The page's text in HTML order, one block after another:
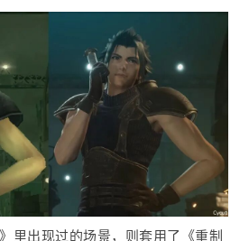
里出现过的场景，则套用了《重制